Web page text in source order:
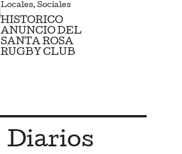
Locales, Sociales
HISTORICO
ANUNCIO DEL
SANTA ROSA
RUGBY CLUB
Diarios